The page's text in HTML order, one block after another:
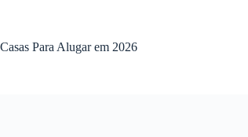
conteúdo
Casas Para Alugar em 2026